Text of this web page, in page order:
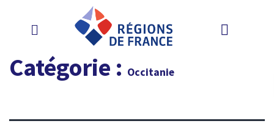
Catégorie : Occitanie